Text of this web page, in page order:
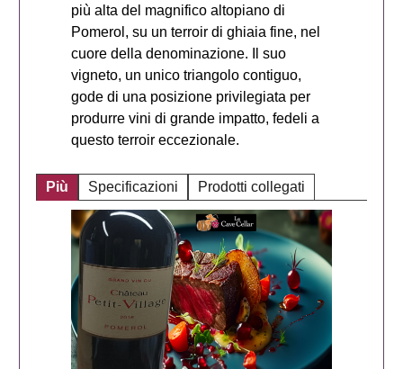
più alta del magnifico altopiano di
Pomerol, su un terroir di ghiaia fine, nel
cuore della denominazione. Il suo
vigneto, un unico triangolo contiguo,
gode di una posizione privilegiata per
produrre vini di grande impatto, fedeli a
questo terroir eccezionale.
Più Specificazioni Prodotti collegati